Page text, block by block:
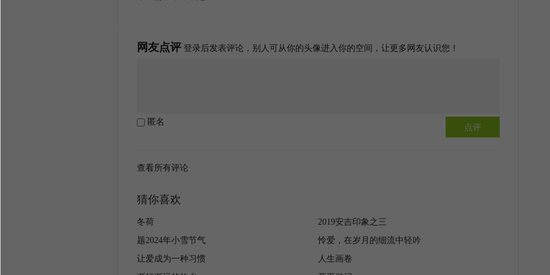
网友点评 登录后发表评论，别人可从你的头像进入你的空间，让更多网友认识您！
点评
匿名
查看所有评论
猜你喜欢
冬荷
2019安吉印象之三
题2024年小雪节气
怜爱，在岁月的细流中轻吟
让爱成为一种习惯
人生画卷